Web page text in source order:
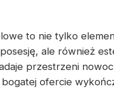
to nie tylko
ale również
przestrzeni
ofercie